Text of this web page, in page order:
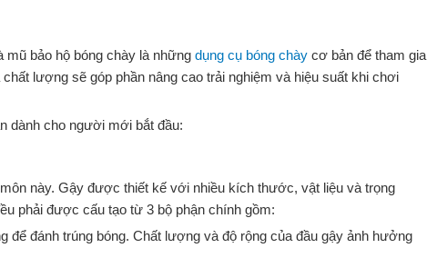
mũ bảo hộ bóng chày là những dụng cụ bóng chàycơ bản để tham gia
lượng sẽ góp phần nâng cao trải nghiệm và hiệu suất khi chơi
dành cho người mới bắt đầu:
này. Gậy được thiết kế với nhiều kích thước, vật liệu và trọng
phải được cấu tạo từ 3 bộ phận chính gồm:
để đánh trúng bóng. Chất lượng và độ rộng của đầu gậy ảnh hưởng